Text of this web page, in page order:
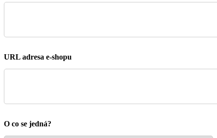
URL adresa e-shopu
O co se jedná?